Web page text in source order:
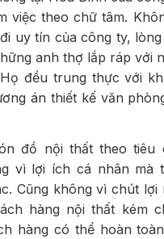
việc theo chữ tâm.
uy tín của công ty,
anh thợ lắp ráp với
đều trung thực với
án thiết kế văn
đồ nội thất theo tiêu
vì lợi ích cá nhân mà
Cũng không vì chút lợi
hàng nội thất kém
hàng có thể hoàn